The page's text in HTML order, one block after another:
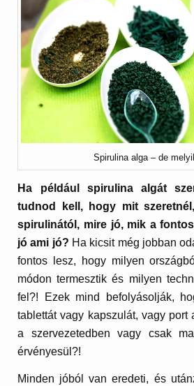
Spirulina alga – de
Ha például spirulina algát
tudnod kell, hogy mit
spirulinától, mire jó, mik a
jó ami jó? Ha kicsit még jobban
fontos lesz, hogy milyen
módon termesztik és milyen
fel?! Ezek mind befolyásolják,
tablettát vagy kapszulát, vagy port
a szervezetedben vagy csak
érvényesül?!
Minden jóból van eredeti, és